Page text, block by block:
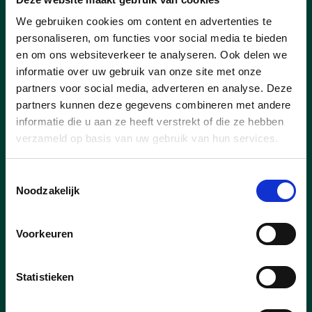
We gebruiken cookies om content en advertenties te
personaliseren, om functies voor social media te bieden
en om ons websiteverkeer te analyseren. Ook delen we
informatie over uw gebruik van onze site met onze
partners voor social media, adverteren en analyse. Deze
partners kunnen deze gegevens combineren met andere
informatie die u aan ze heeft verstrekt of die ze hebben
verzameld op basis van uw gebruik van hun services.
Noodzakelijk
Voorkeuren
Statistieken
meerjarenplan voor:
ondanks financiële
17/12/25